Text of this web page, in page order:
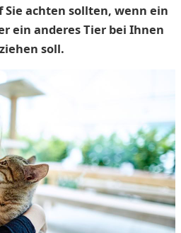
Sie achten sollten, wenn ein
ein anderes Tier bei Ihnen
soll.